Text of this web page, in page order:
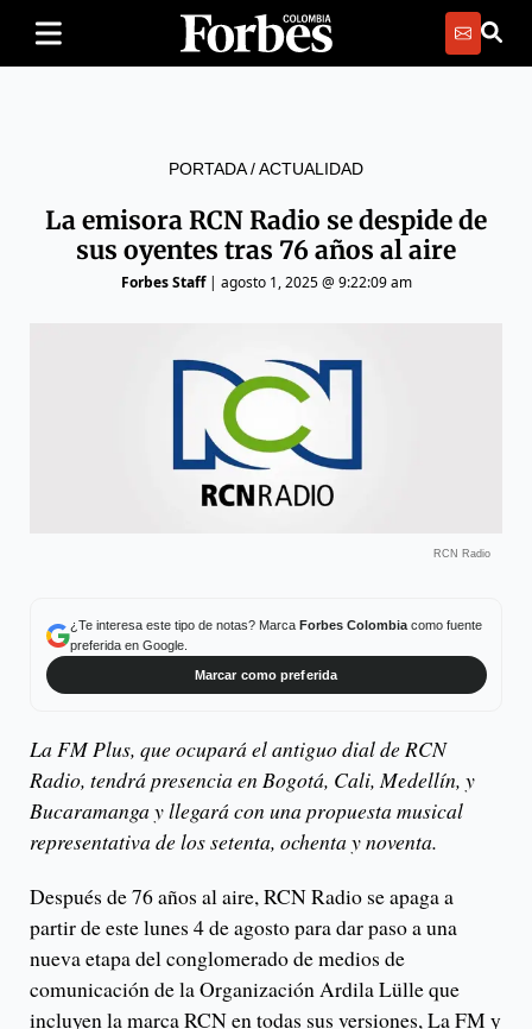
PORTADA/ACTUALIDAD
La emisora RCN Radio se despide de
sus oyentes tras 76 años al aire
Forbes Staff| agosto 1, 2025 @ 9:22:09 am
RCN Radio
¿Te interesa este tipo de notas? Marca Forbes Colombiacomo fuente
preferida en Google.
Marcar como preferida
La FM Plus, que ocupará el antiguo dial de RCN
Radio, tendrá presencia en Bogotá, Cali, Medellín, y
Bucaramanga y llegará con una propuesta musical
representativa de los setenta, ochenta y noventa.
Después de 76 años al aire, RCN Radio se apaga a
partir de este lunes 4 de agosto para dar paso a una
nueva etapa del conglomerado de medios de
comunicación de la Organización Ardila Lülle que
incluyen la marca RCN en todas sus versiones, La FM y